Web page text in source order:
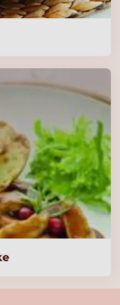
1kg/125L
5kg/625L
5kg/625L
5kg/625L